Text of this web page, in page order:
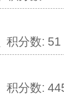
积分数: 51
积分数: